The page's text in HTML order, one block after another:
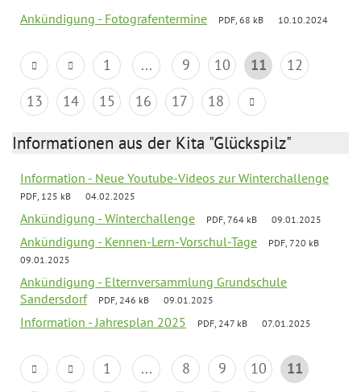
Ankündigung - Fotografentermine PDF, 68 kB 10.10.2024
1 ... 9 10 11
12
13
14 15 16 17 18
Informationen aus der Kita "Glückspilz"
Information - Neue Youtube-Videos zur Winterchallenge
PDF, 125 kB 04.02.2025
Ankündigung - Winterchallenge PDF, 764 kB 09.01.2025
Ankündigung - Kennen-Lern-Vorschul-Tage
PDF, 720 kB
09.01.2025
Ankündigung - Elternversammlung Grundschule
Sandersdorf
PDF, 246 kB 09.01.2025
Information - Jahresplan 2025 PDF, 247 kB 07.01.2025
1 ... 8 9 10
11